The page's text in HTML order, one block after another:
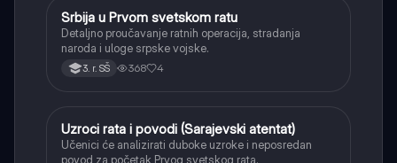
Istorija
Srbija u Prvom svetskom ratu
Detaljno proučavanje ratnih operacija, stradanja
naroda i uloge srpske vojske.
3. r. SŠ 368 4
Istorija
Uzroci rata i povodi (Sarajevski atentat)
Učenici će analizirati duboke uzroke i neposredan
povod za početak Prvog svetskog rata.